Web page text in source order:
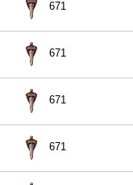
671
671
671
671